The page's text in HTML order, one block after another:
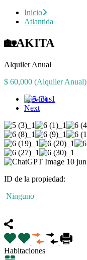
Inicio
Atlantida
🏡AKITA
Alquiler Anual
$ 60,000 (Alquiler Anual)
Previous
Next
ID de la propiedad:
Ninguno
Habitaciones